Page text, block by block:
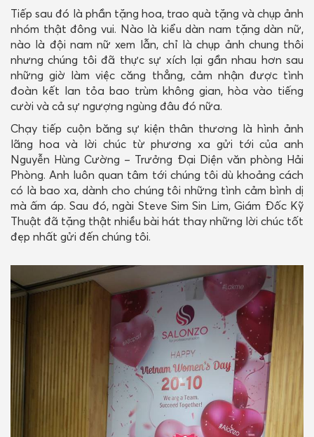
Tiếp sau đó là phần tặng hoa, trao quà tặng và chụp ảnh
nhóm thật đông vui. Nào là kiểu dàn nam tặng dàn nữ,
nào là đội nam nữ xem lẫn, chỉ là chụp ảnh chung thôi
nhưng chúng tôi đã thực sự xích lại gần nhau hơn sau
những giờ làm việc căng thẳng, cảm nhận được tình
đoàn kết lan tỏa bao trùm không gian, hòa vào tiếng
cười và cả sự ngượng ngùng đâu đó nữa.
Chạy tiếp cuộn băng sự kiện thân thương là hình ảnh
lãng hoa và lời chúc từ phương xa gửi tới của anh
Nguyễn Hùng Cường – Trưởng Đại Diện văn phòng Hải
Phòng. Anh luôn quan tâm tới chúng tôi dù khoảng cách
có là bao xa, dành cho chúng tôi những tình cảm bình dị
mà ấm áp. Sau đó, ngài Steve Sim Sin Lim, Giám Đốc Kỹ
Thuật đã tặng thật nhiều bài hát thay những lời chúc tốt
đẹp nhất gửi đến chúng tôi.